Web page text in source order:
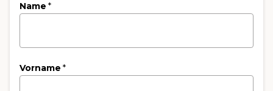
Name *
Vorname *